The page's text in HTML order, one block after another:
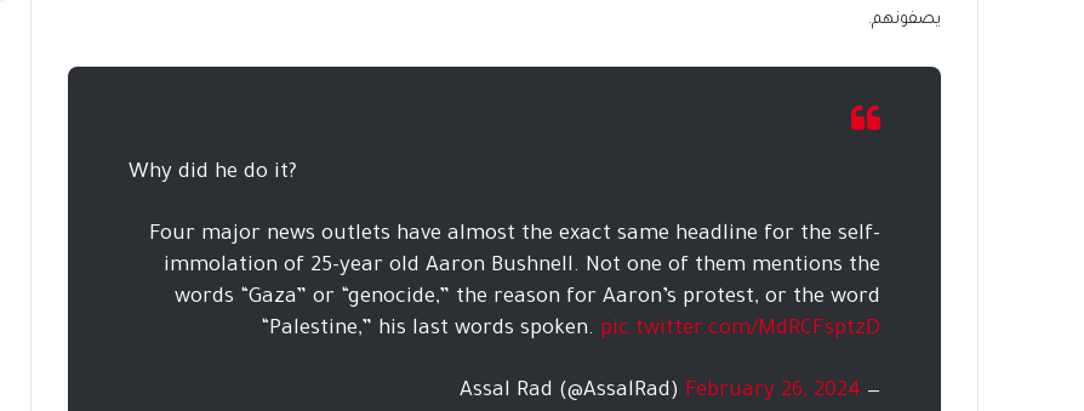
يصفونهم.
Why did he do it?
Four major news outlets have almost the exact same headline for the self-
immolation of 25-year old Aaron Bushnell. Not one of them mentions the
words “Gaza” or “genocide,” the reason for Aaron’s protest, or the word
“Palestine,” his last words spoken. pic.twitter.com/MdRCFsptzD
— Assal Rad (@AssalRad)
February 26, 2024